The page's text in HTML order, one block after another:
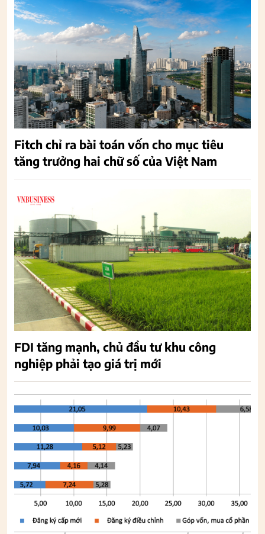
Fitch chỉ ra bài toán vốn cho mục tiêu
tăng trưởng hai chữ số của Việt Nam
FDI tăng mạnh, chủ đầu tư khu công
nghiệp phải tạo giá trị mới